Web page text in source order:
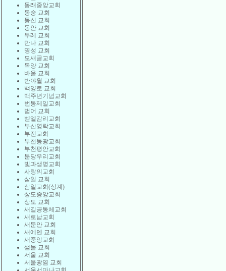
동래중앙교회
동숭 교회
동신 교회
동안 교회
두레 교회
만나 교회
명성 교회
모새골교회
목양 교회
바울 교회
반야월 교회
백양로 교회
백주년기념교회
번동제일교회
범어 교회
벧엘감리교회
부산영락교회
부전교회
부천동광교회
부천평안교회
분당우리교회
빛과생명교회
사랑의교회
삼일 교회
삼일교회(상계)
상도중앙교회
상도 교회
새길공동체교회
새로남교회
새문안 교회
새에덴 교회
새중앙교회
샘물 교회
서울 교회
서울광염 교회